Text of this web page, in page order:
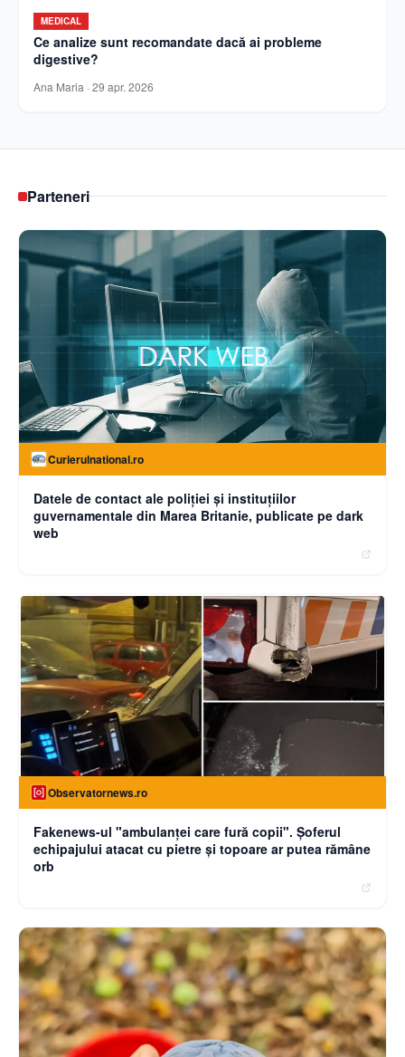
MEDICAL
Ce analize sunt recomandate dacă ai probleme
digestive?
Ana Maria · 29 apr. 2026
Parteneri
Curierulnational.ro
Datele de contact ale poliției și instituțiilor
guvernamentale din Marea Britanie, publicate pe dark
web
Observatornews.ro
Fakenews-ul "ambulanţei care fură copii". Şoferul
echipajului atacat cu pietre şi topoare ar putea rămâne
orb